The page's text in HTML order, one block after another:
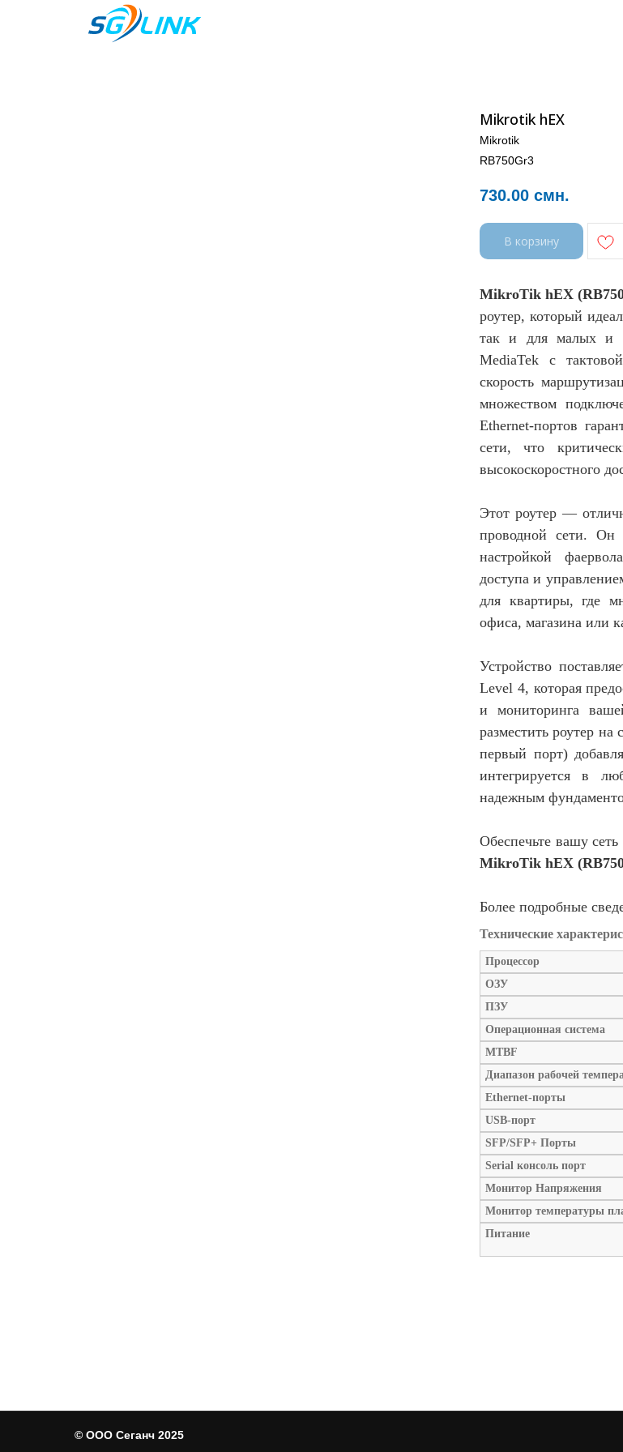
Mikrotik hEX
Mikrotik
RB750Gr3
730.00 смн.
В корзину
MikroTik hEX
роутер, который
так и для малых и
MediaTek с
скорость
множеством
Ethernet-портов
сети, что
высокоскоростного
Этот роутер —
проводной сети. Он
настройкой
доступа и
для квартиры, где
офиса, магазина или
Устройство
Level 4, которая
и мониторинга
разместить роутер
первый порт)
интегрируется в
надежным
Обеспечьте вашу
MikroTik hEX
Более подробные
Технические
Процессор
ОЗУ
ПЗУ
Операционная система
MTBF
Диапазон рабочей
Ethernet-порты
USB-порт
SFP/SFP+ Порты
Serial консоль порт
Монитор Напряжения
Монитор температуры
Питание
© ООО Сеганч 2025